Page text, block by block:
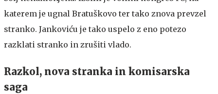
katerem je ugnal Bratuškovo ter tako znova prevzel
stranko. Jankoviću je tako uspelo z eno potezo
razklati stranko in zrušiti vlado.
Razkol, nova stranka in komisarska
saga